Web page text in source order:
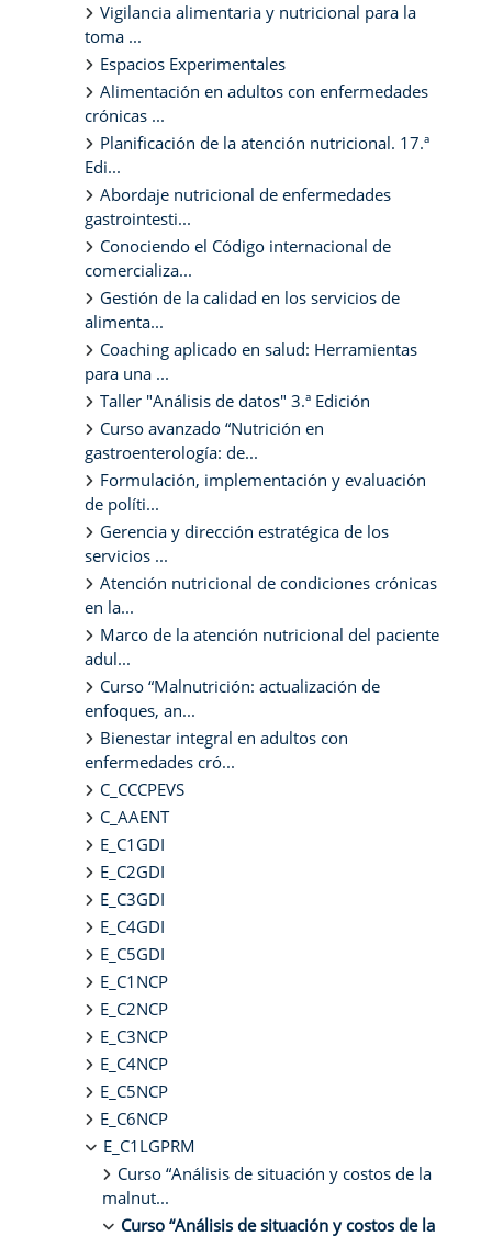
Vigilancia alimentaria y nutricional para la
toma ...
Espacios Experimentales
Alimentación en adultos con enfermedades
crónicas ...
Planificación de la atención nutricional. 17.ª
Edi...
Abordaje nutricional de enfermedades
gastrointesti...
Conociendo el Código internacional de
comercializa...
Gestión de la calidad en los servicios de
alimenta...
Coaching aplicado en salud: Herramientas
para una ...
Taller "Análisis de datos" 3.ª Edición
Curso avanzado “Nutrición en
gastroenterología: de...
Formulación, implementación y evaluación
de políti...
Gerencia y dirección estratégica de los
servicios ...
Atención nutricional de condiciones crónicas
en la...
Marco de la atención nutricional del paciente
adul...
Curso “Malnutrición: actualización de
enfoques, an...
Bienestar integral en adultos con
enfermedades cró...
C_CCCPEVS
C_AAENT
E_C1GDI
E_C2GDI
E_C3GDI
E_C4GDI
E_C5GDI
E_C1NCP
E_C2NCP
E_C3NCP
E_C4NCP
E_C5NCP
E_C6NCP
E_C1LGPRM
Curso “Análisis de situación y costos de la
malnut...
Curso “Análisis de situación y costos de la